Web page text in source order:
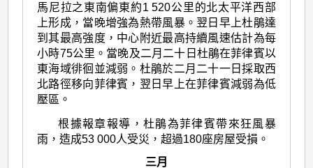
馬尼拉之東南偏東約1 520公里的北太平洋西部
上形成，當晚增強為熱帶風暴。翌日早上杜鵑達
到其最高強度，中心附近最高持續風速估計為每
小時75公里。當晚及二月二十日杜鵑在菲律賓以
東海域徘徊並減弱。杜鵑於二月二十一日採取西
北路徑移向菲律賓，翌日早上在菲律賓減弱為低
壓區。
根據報章報導，杜鵑為菲律賓帶來狂風暴
雨，造成53 000人受災，超過180座房屋受損。
三月